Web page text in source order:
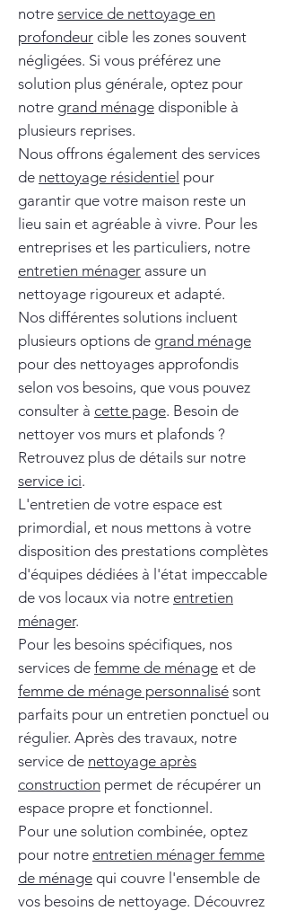
notre service de nettoyage en
profondeur cible les zones souvent
négligées. Si vous préférez une
solution plus générale, optez pour
notre grand ménage disponible à
plusieurs reprises.
Nous offrons également des services
de nettoyage résidentiel pour
garantir que votre maison reste un
lieu sain et agréable à vivre. Pour les
entreprises et les particuliers, notre
entretien ménager assure un
nettoyage rigoureux et adapté.
Nos différentes solutions incluent
plusieurs options de grand ménage
pour des nettoyages approfondis
selon vos besoins, que vous pouvez
consulter à cette page. Besoin de
nettoyer vos murs et plafonds ?
Retrouvez plus de détails sur notre
service ici.
L'entretien de votre espace est
primordial, et nous mettons à votre
disposition des prestations complètes
d'équipes dédiées à l'état impeccable
de vos locaux via notre entretien
ménager.
Pour les besoins spécifiques, nos
services de femme de ménage et de
femme de ménage personnalisé sont
parfaits pour un entretien ponctuel ou
régulier. Après des travaux, notre
service de nettoyage après
construction permet de récupérer un
espace propre et fonctionnel.
Pour une solution combinée, optez
pour notre entretien ménager femme
de ménage qui couvre l'ensemble de
vos besoins de nettoyage. Découvrez